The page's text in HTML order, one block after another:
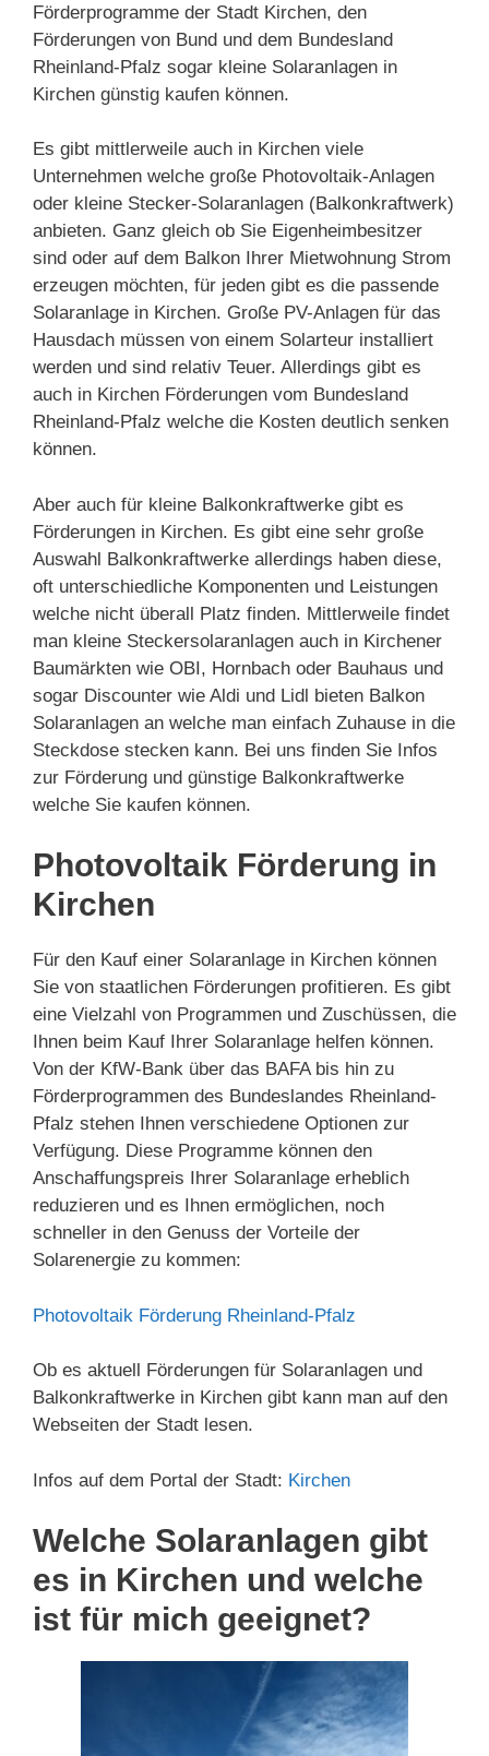
Förderprogramme der Stadt Kirchen, den
Förderungen von Bund und dem Bundesland
Rheinland-Pfalz sogar kleine Solaranlagen in
Kirchen günstig kaufen können.
Es gibt mittlerweile auch in Kirchen viele
Unternehmen welche große Photovoltaik-Anlagen
oder kleine Stecker-Solaranlagen (Balkonkraftwerk)
anbieten. Ganz gleich ob Sie Eigenheimbesitzer
sind oder auf dem Balkon Ihrer Mietwohnung Strom
erzeugen möchten, für jeden gibt es die passende
Solaranlage in Kirchen. Große PV-Anlagen für das
Hausdach müssen von einem Solarteur installiert
werden und sind relativ Teuer. Allerdings gibt es
auch in Kirchen Förderungen vom Bundesland
Rheinland-Pfalz welche die Kosten deutlich senken
können.
Aber auch für kleine Balkonkraftwerke gibt es
Förderungen in Kirchen. Es gibt eine sehr große
Auswahl Balkonkraftwerke allerdings haben diese,
oft unterschiedliche Komponenten und Leistungen
welche nicht überall Platz finden. Mittlerweile findet
man kleine Steckersolaranlagen auch in Kirchener
Baumärkten wie OBI, Hornbach oder Bauhaus und
sogar Discounter wie Aldi und Lidl bieten Balkon
Solaranlagen an welche man einfach Zuhause in die
Steckdose stecken kann. Bei uns finden Sie Infos
zur Förderung und günstige Balkonkraftwerke
welche Sie kaufen können.
Photovoltaik Förderung in
Kirchen
Für den Kauf einer Solaranlage in Kirchen können
Sie von staatlichen Förderungen profitieren. Es gibt
eine Vielzahl von Programmen und Zuschüssen, die
Ihnen beim Kauf Ihrer Solaranlage helfen können.
Von der KfW-Bank über das BAFA bis hin zu
Förderprogrammen des Bundeslandes Rheinland-
Pfalz stehen Ihnen verschiedene Optionen zur
Verfügung. Diese Programme können den
Anschaffungspreis Ihrer Solaranlage erheblich
reduzieren und es Ihnen ermöglichen, noch
schneller in den Genuss der Vorteile der
Solarenergie zu kommen:
Photovoltaik Förderung Rheinland-Pfalz
Ob es aktuell Förderungen für Solaranlagen und
Balkonkraftwerke in Kirchen gibt kann man auf den
Webseiten der Stadt lesen.
Infos auf dem Portal der Stadt: Kirchen
Welche Solaranlagen gibt
es in Kirchen und welche
ist für mich geeignet?